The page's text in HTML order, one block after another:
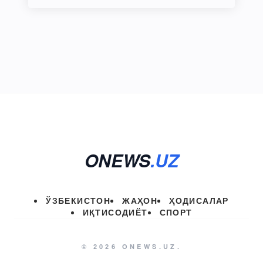
ONEWS.UZ
ЎЗБЕКИСТОН ЖАҲОН
ҲОДИСАЛАР
ИҚТИСОДИЁТ
СПОРТ
© 2026 ONEWS.UZ.